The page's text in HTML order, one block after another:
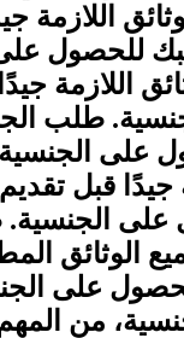
للحصول
اللازمة
طلب
الجنسية،
جيدًا قبل
على
الوثائق
على
من